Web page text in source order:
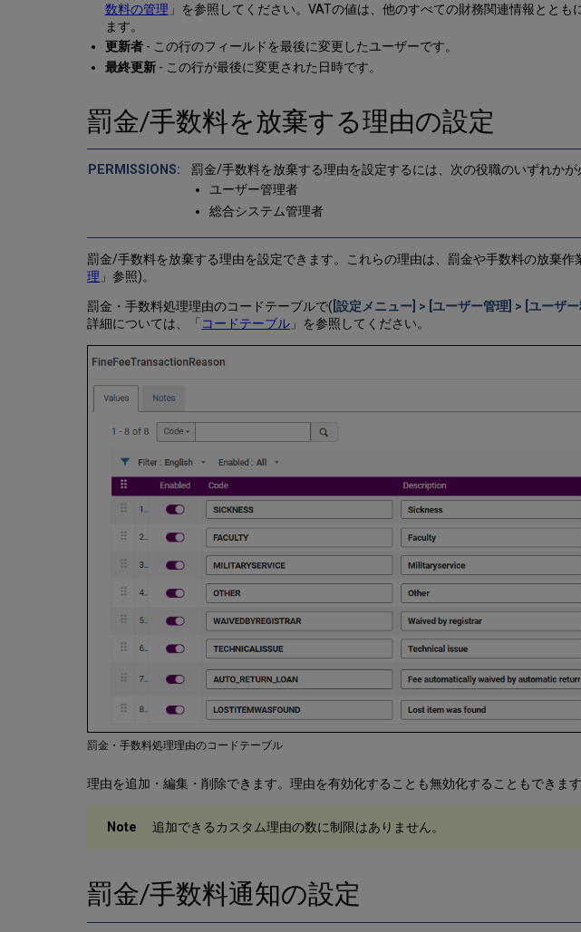
数料の管理 」を参照してください。VATの値は、他のすべての財務関連情報とと
ます。
更新者- この行のフィールドを最後に変更したユーザーです。
最終更新- この行が最後に変更された日時です。
罰金/手数料を放棄する理由の設定
罰金/手数料を放棄する理由を設定するには、次の役職のいずれかが
ユーザー管理者
総合システム管理者
罰金/手数料を放棄する理由を設定できます。これらの理由は、罰金や手数料の放棄
理 」参照)。
罰金・手数料処理理由のコードテーブルで( [設定メニュー] > [ユーザー管理] > [ユーザ
詳細については、「 コードテーブル 」を参照してください。
罰金・手数料処理理由のコードテーブル
理由を追加・編集・削除できます。理由を有効化することも無効化することもできます
追加できるカスタム理由の数に制限はありません。
罰金/手数料通知の設定